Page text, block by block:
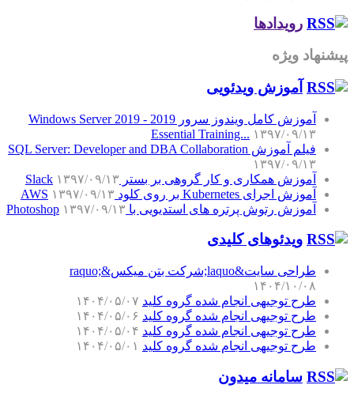
رویدادها
پیشنهاد ویژه
آموزش‌ ویدئویی
آموزش کامل ویندوز سرور 2019 - Windows Server 2019
Essential Training... ۱۳۹۷/۰۹/۱۳
فیلم آموزش SQL Server: Developer and DBA Collaboration
۱۳۹۷/۰۹/۱۳
آموزش همکاری و کار گروهی بر بستر Slack ۱۳۹۷/۰۹/۱۳
آموزش اجرای Kubernetes بر روی کلود AWS
۱۳۹۷/۰۹/۱۳
آموزش رتوش پرتره های استدیویی با Photoshop ۱۳۹۷/۰۹/۱۳
ویدئوهای کلیدی
طراحی سایت&laquo;شرکت بتن میکس&raquo;
۱۴۰۴/۱۰/۰۸
طرح توجیهی انجام شده گروه کلید ۱۴۰۴/۰۵/۰۷
طرح توجیهی انجام شده گروه کلید ۱۴۰۴/۰۵/۰۶
طرح توجیهی انجام شده گروه کلید ۱۴۰۴/۰۵/۰۴
طرح توجیهی انجام شده گروه کلید ۱۴۰۴/۰۵/۰۱
سامانه میدون